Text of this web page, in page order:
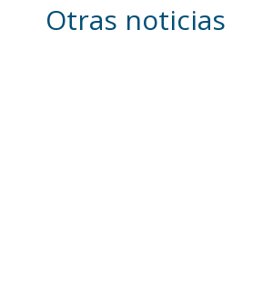
Otras noticias